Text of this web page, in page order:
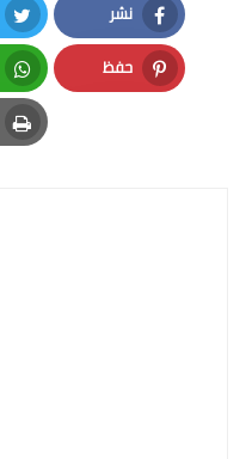
نشر
Facebook
حفظ
Pinterest